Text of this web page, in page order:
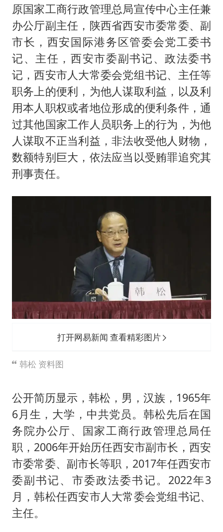
原国家工商行政管理总局宣传中心主任兼
办公厅副主任，陕西省西安市委常委、副
市长，西安国际港务区管委会党工委书
记、主任，西安市委副书记、政法委书
记，西安市人大常委会党组书记、主任等
职务上的便利，为他人谋取利益，以及利
用本人职权或者地位形成的便利条件，通
过其他国家工作人员职务上的行为，为他
人谋取不正当利益，非法收受他人财物，
数额特别巨大，依法应当以受贿罪追究其
刑事责任。
打开网易新闻 查看精彩图片
韩松 资料图
公开简历显示，韩松，男，汉族，1965年
6月生，大学，中共党员。韩松先后在国
务院办公厅、国家工商行政管理总局任
职，2006年开始历任西安市副市长，西安
市委常委、副市长等职，2017年任西安市
委副书记、市委政法委书记。2022年3
月，韩松任西安市人大常委会党组书记、
主任。